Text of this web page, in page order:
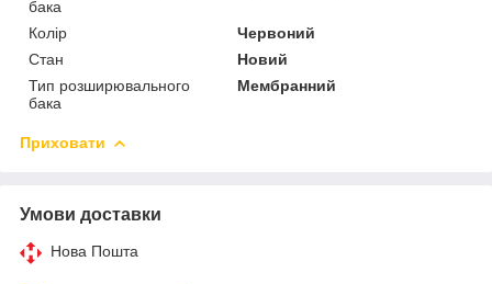
бака
Колір
Червоний
Стан
Новий
Тип розширювального
бака
Мембранний
Приховати
Умови доставки
Нова Пошта